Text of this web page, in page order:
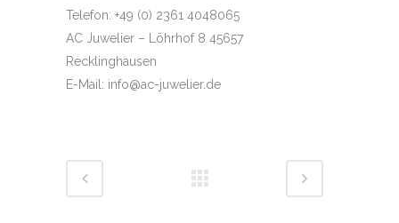
Telefon: +49 (0) 2361 4048065
AC Juwelier – Löhrhof 8 45657
Recklinghausen
E-Mail: info@ac-juwelier.de